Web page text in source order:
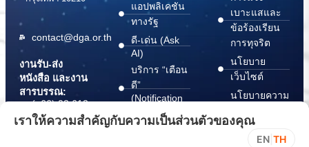
contact@dga.or.th
งานรับ-ส่ง
หนังสือ และงาน
สารบรรณ:
(+66) 02 612
6000
saraban@dga.or.th
แอปพลิเคชัน
ทางรัฐ
ดี-เด่น (Ask
AI)
บริการ “เตือน
ดี”
(Notification
บริการ
เบาะแสและ
ข้อร้องเรียน
การทุจริต
นโยบาย
เว็บไซต์
นโยบายความ
ปลอดภัย
สารสนเทศ
เราให้ความสำคัญกับความเป็นส่วนตัวของคุณ
EN TH